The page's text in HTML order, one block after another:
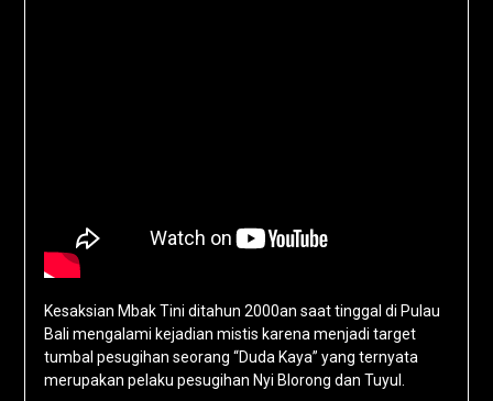
Kesaksian Mbak Tini ditahun 2000an saat tinggal di Pulau
Bali mengalami kejadian mistis karena menjadi target
tumbal pesugihan seorang “Duda Kaya” yang ternyata
merupakan pelaku pesugihan Nyi Blorong dan Tuyul.